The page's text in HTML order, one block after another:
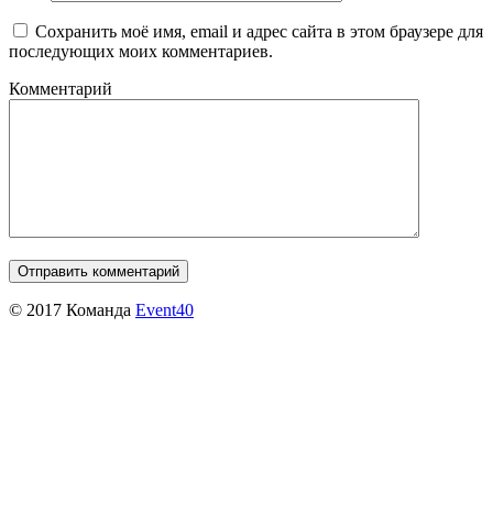
Сохранить моё имя, email и адрес сайта в этом браузере для
последующих моих комментариев.
Комментарий
© 2017 Команда Event40